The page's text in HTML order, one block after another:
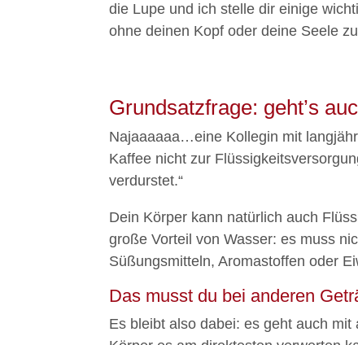
die Lupe und ich stelle dir einige
ohne deinen Kopf oder deine Seele
Grundsatzfrage: geht’s
Najaaaaaa…eine Kollegin mit
Kaffee nicht zur
verdurstet.“
Dein Körper kann natürlich auch
große Vorteil von Wasser: es muss
Süßungsmitteln, Aromastoffen oder
Das musst du bei anderen
Es bleibt also dabei: es geht auch